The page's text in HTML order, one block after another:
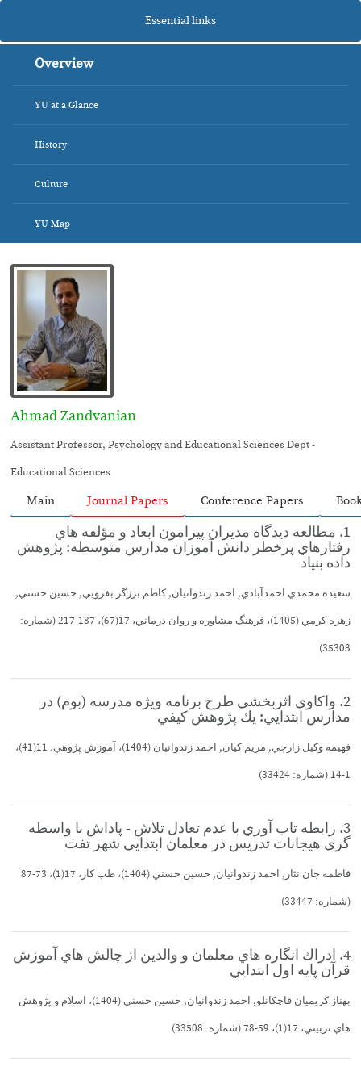
Essential links
Overview
YU at a Glance
History
Culture
YU Map
Ahmad Zandvanian
Assistant Professor, Psychology and Educational Sciences Dept -
Educational Sciences
Main Journal Papers Conference Papers
1. مطالعه ديدگاه مديران پيرامون ابعاد و مؤلفه هاي
رفتارهاي پرخطر دانش آموزان مدارس متوسطه: پژوهش
داده بنياد
سعيده محمدي احمدآبادي, احمد زندوانيان, كاظم برزگر بفرويي, حسين حسني,
زهره كرمي (1405)، فرهنگ مشاوره و روان درماني، 17(67)، 187-217 (شماره:
35303)
2. واكاوي اثربخشي طرح برنامه ويژه مدرسه (بوم) در
مدارس ابتدايي: يك پژوهش كيفي
فهيمه وكيل زارچي, مريم كيان, احمد زندوانيان (1404)، آموزش پژوهي، 11(41)،
1-14 (شماره: 33424)
3. رابطه تاب آوري با عدم تعادل تلاش - پاداش با واسطه
گري هيجانات تدريس در معلمان ابتدايي شهر تفت
فاطمه جان نثار, احمد زندوانيان, حسين حسني (1404)، طب كار، 17(1)، 73-87
(شماره: 33447)
4. ادراك انگاره هاي معلمان و والدين از چالش هاي آموزش
قرآن پايه اول ابتدايي
بهناز كريميان قاچكانلو, احمد زندوانيان, حسين حسني (1404)، اسلام و پژوهش
هاي تربيتي، 17(1)، 59-78 (شماره: 33508)